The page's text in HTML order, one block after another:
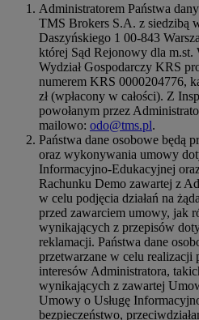
Administratorem Państwa
TMS Brokers S.A. z siedzibą
Daszyńskiego 1 00-843
której Sąd Rejonowy dla
Wydział Gospodarczy KRS
numerem KRS 0000204776,
zł (wpłacony w całości). Z
powołanym przez
mailowo: odo@tms.pl.
Państwa dane osobowe będą
oraz wykonywania umowy
Informacyjno-Edukacyjnej
Rachunku Demo zawartej z
w celu podjęcia działań na
przed zawarciem umowy, jak
wynikających z przepisów
reklamacji. Państwa dane
przetwarzane w celu realizacji
interesów Administratora,
wynikających z zawartej
Umowy o Usługę
bezpieczeństwo,